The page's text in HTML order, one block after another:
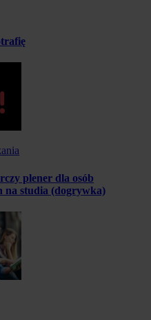
plener dla osób
na studia (dogrywka)